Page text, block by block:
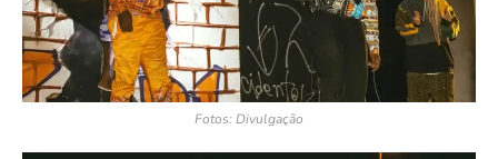
Fotos: Divulgação